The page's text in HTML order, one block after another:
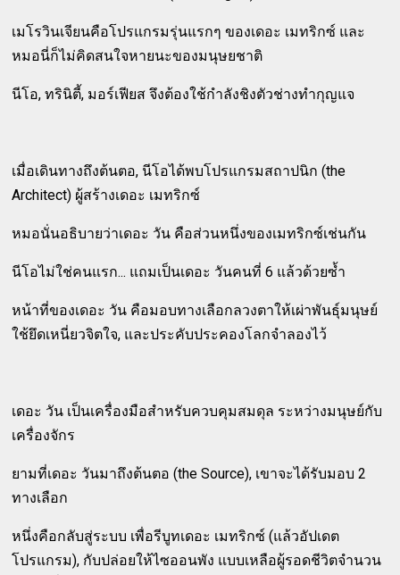
เมโรวินเจียนคือโปรแกรมรุ่นแรกๆ ของเดอะ เมทริกซ์ และ
หมอนี่ก็ไม่คิดสนใจหายนะของมนุษยชาติ
นีโอ, ทรินิตี้, มอร์เฟียส จึงต้องใช้กำลังชิงตัวช่างทำกุญแจ
เมื่อเดินทางถึงต้นตอ, นีโอได้พบโปรแกรมสถาปนิก (the
Architect) ผู้สร้างเดอะ เมทริกซ์
หมอนั่นอธิบายว่าเดอะ วัน คือส่วนหนึ่งของเมทริกซ์เช่นกัน
นีโอไม่ใช่คนแรก... แถมเป็นเดอะ วันคนที่ 6 แล้วด้วยซ้ำ
หน้าที่ของเดอะ วัน คือมอบทางเลือกลวงตาให้เผ่าพันธุ์มนุษย์
ใช้ยึดเหนี่ยวจิตใจ, และประคับประคองโลกจำลองไว้
เดอะ วัน เป็นเครื่องมือสำหรับควบคุมสมดุล ระหว่างมนุษย์กับ
เครื่องจักร
ยามที่เดอะ วันมาถึงต้นตอ (the Source), เขาจะได้รับมอบ 2
ทางเลือก
หนึ่งคือกลับสู่ระบบ เพื่อรีบูทเดอะ เมทริกซ์ (แล้วอัปเดต
โปรแกรม), กับปล่อยให้ไซออนพัง แบบเหลือผู้รอดชีวิตจำนวน